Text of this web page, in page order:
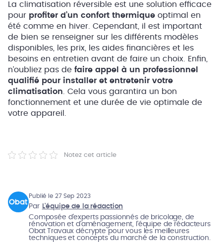
La climatisation réversible est une solution efficace
pour profiter d’un confort thermique optimal en
été comme en hiver. Cependant, il est important
de bien se renseigner sur les différents modèles
disponibles, les prix, les aides financières et les
besoins en entretien avant de faire un choix. Enfin,
n’oubliez pas de faire appel à un professionnel
qualifié pour installer et entretenir votre
climatisation . Cela vous garantira un bon
fonctionnement et une durée de vie optimale de
votre appareil.
Notez cet article
Publié le 27 Sep 2023
Par L'équipe de la rédaction
Composée d'experts passionnés de bricolage, de
rénovation et d'aménagement, l'équipe de rédacteurs
Obat Travaux décrypte pour vous les meilleures
techniques et concepts du marché de la construction.